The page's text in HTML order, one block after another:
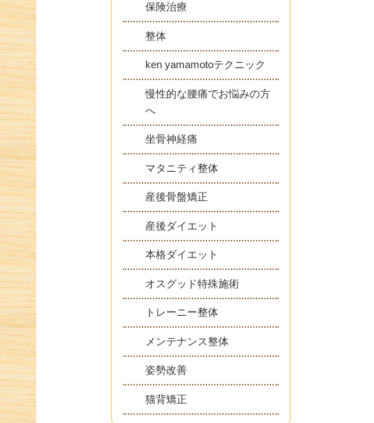
保険治療
整体
ken yamamotoテクニック
慢性的な腰痛でお悩みの方
へ
坐骨神経痛
マタニティ整体
産後骨盤矯正
産後ダイエット
本格ダイエット
オスグッド特殊施術
トレーニー整体
メンテナンス整体
姿勢改善
猫背矯正